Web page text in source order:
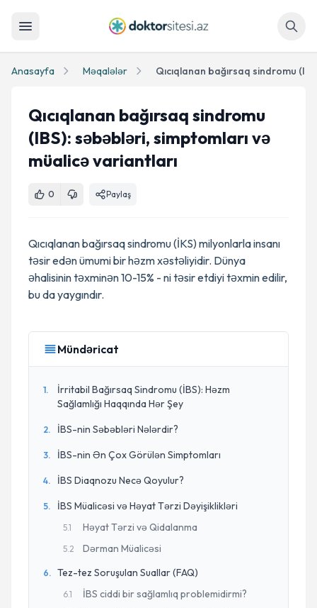
Anasayfa Məqalələr
Qıcıqlanan bağırsaq sindromu
(IBS): səbəbləri, simptomları və
müalicə variantları
0 Paylaş
Qıcıqlanan bağırsaq sindromu (İKS) milyonlarla insanı
təsir edən ümumi bir həzm xəstəliyidir. Dünya
əhalisinin təxminən 10-15% - ni təsir etdiyi təxmin edilir,
bu da yaygındır.
Mündəricat
1.
İrritabil Bağırsaq Sindromu (İBS): Həzm
Sağlamlığı Haqqında Hər Şey
2. İBS-nin Səbəbləri Nələrdir?
3. İBS-nin Ən Çox Görülən Simptomları
4. İBS Diaqnozu Necə Qoyulur?
5. İBS Müalicəsi və Həyat Tərzi Dəyişiklikləri
5.1 Həyat Tərzi və Qidalanma
5.2 Dərman Müalicəsi
6. Tez-tez Soruşulan Suallar (FAQ)
6.1 İBS ciddi bir sağlamlıq problemidirmi?